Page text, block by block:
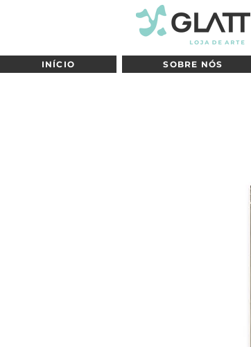
INÍCIO SOBRE NÓS